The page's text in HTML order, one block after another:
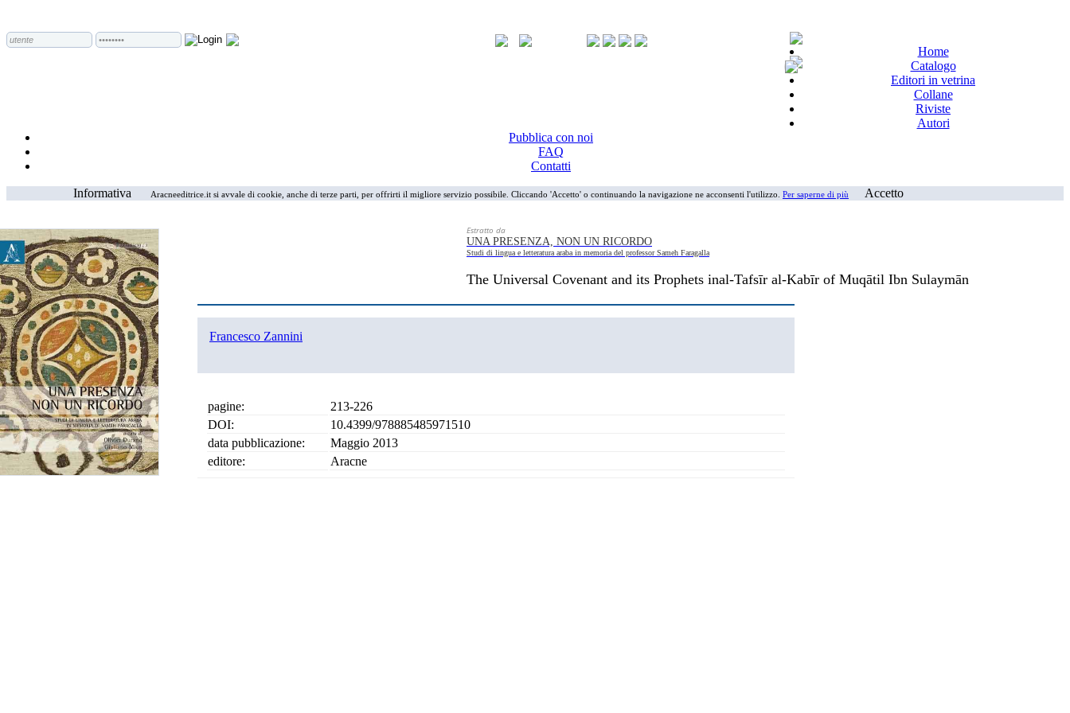
Home
Catalogo
Editori in vetrina
Collane
Riviste
Autori
Pubblica con noi
FAQ
Contatti
Informativa
Aracneeditrice.it si avvale di cookie, anche di terze parti, per offrirti il migliore servizio possibile. Cliccando 'Accetto' o continuando la navigazione ne acconsenti l'utilizzo. Per saperne di più Accetto
Estratto da
UNA PRESENZA, NON UN RICORDO
Studi di lingua e letteratura araba in memoria del professor Sameh Faragalla
The Universal Covenant and its Prophets inal-Tafsīr al-Kabīr of Muqātil Ibn Sulaymān
Francesco Zannini
pagine:
213-226
DOI:
10.4399/978885485971510
data pubblicazione:
Maggio 2013
editore:
Aracne